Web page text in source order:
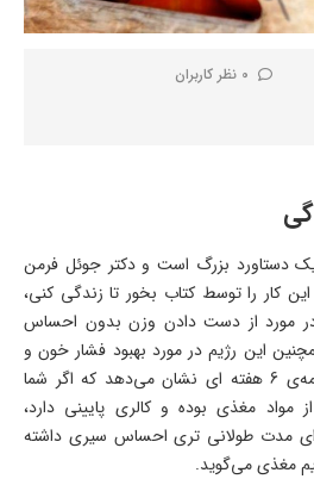
0 نظر کاربران
پوند وزن یک دستاورد بزرگ است و دکتر جوئل فرمن
کار را توسط کتاب بخور تا زندگی کنی،
مورد از دست دادن وزن بدون احساس
این رژیم در مورد بهبود فشار خون و
کلسترول شما است. این برنامه‌ی 6 هفته‌ ای نشان می‌دهد که اگر شما
مواد مغذی بوده و کالری پایینی دارد،
مدت طولانی‌ تری احساس سیری داشته
مغذی می‌گوید.